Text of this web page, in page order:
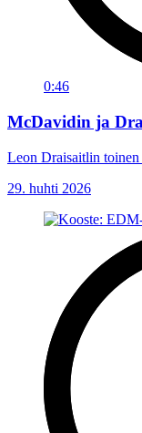
0:46
McDavidin ja
Leon Draisaitlin toinen
29. huhti 2026